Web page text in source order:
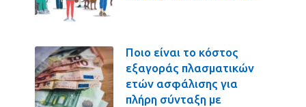
Ποιο είναι το κόστος
εξαγοράς πλασματικών
ετών ασφάλισης για
πλήρη σύνταξη με